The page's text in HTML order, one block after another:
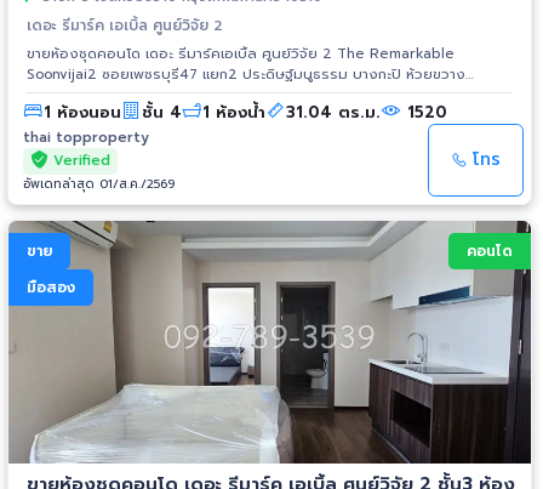
เดอะ รีมาร์ค เอเบิ้ล ศูนย์วิจัย 2
ขายห้องชุดคอนโด เดอะ รีมาร์คเอเบิ้ล ศูนย์วิจัย 2 The Remarkable
Soonvijai2 ซอยเพชรบุรี47 แยก2 ประดิษฐ์มนูธรรม บางกะปิ ห้วยขวาง
กรุงเทพฯ ใกล้โรงพยาบาลกรุงเทพ โรงแรม A One ราคาขาย 2,439,000 บาท
ขนาดห้อง 31.04 ตร.ม. ชั้น4 1 ห้องนอน 1 ห้องน้ำ มีระเบียงห้อง ห้องมุมใกล้
ลิฟต์ เฟอร์นิเจอร์และเครื่องใช้ไฟฟ้าที่ให้: เครื่องปรับอากาศ(Air) 2 เครื่อง,
เตาไฟฟ้า+เครื่องดูดควัน, เครื่องทำน้ำอุ่น = 1 เครื่อง เตียง, ตู้เสื้อผ้า Build in
ชั้นวางโทรทัศน์, Sofa+โต๊ะหน้า Sofa โต๊ะทานข้าว+เก้าอี้ 2 ตัว เคาน์เตอร์ครัว ราย
ละเอียดเพิ่มเติม Click: https://thaitopproperty.com/130402-.html สนใจเข้า
ชมห้องติดต่อ Contact: K.หนึ่ง (K.Nueng) Mobile: 092-789-3539 Line ID:
0907894941 www.thaitopproperty.com #TheRemarkableSoonvijai2
#เดอะรีมาร์คเอเบิ้ลศูนย์วิจัย2 #คอนโดใกล้ศูนย์วิจัย #ศูนย์วิจัย2 #คอนโดใกล้
โรงพยาบาล #โรงพยาบาลกรุงเทพ #CondonearHospital
#BangkokHospital #CondoforSale #ขายคอนโด #คอนโดใกล้อาร์ซีเอ
#RCA #คอนโดเพชรบุรี #เพชรบุรี #คอนโดห้วยขวาง #ห้วยขวาง #คอนโด
1 ห้องนอน ชั้น 4 1 ห้องน้ำ 31.04 ตร.ม. 1520
thai topproperty
Verified
อัพเดทล่าสุด 01/ส.ค./2569
โทร
ขาย
มือสอง
คอนโด